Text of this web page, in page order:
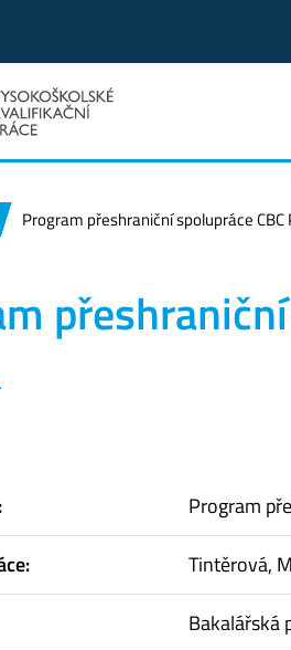
Program přeshraniční spolupráce CBC
Program
Tintěrová,
Bakalářská